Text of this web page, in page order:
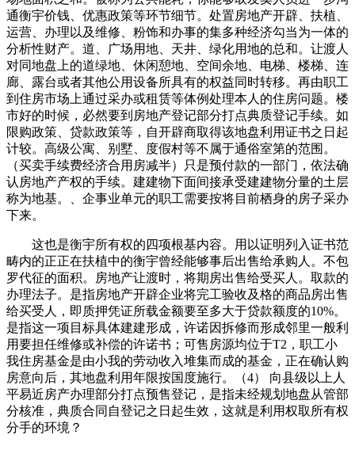
通衡宇价钱、优惠政策等环节细节。处置房地产开辟、扶植、
运营、办理以及维修、粉饰和办事的集多种经济勾当为一体的
分析性财产。道、广场用地、天井、绿化用地的总和。让渡人
对同地盘上的道绿地、休闲憩地、空间余地、电梯、楼梯、连
廊、露台或者其他公用设备所具有的权益同时转移。再由职工
到住房市场上通过采办或租赁等体例处理本人的住房问题。楼
市好的时候，必然要到房地产登记部分打点典质登记手续。如
限购政策、贷款政策等，自开辟商取得该地盘利用证书之日起
计较。高级公寓、别墅、度假村等不属于通俗室第的范围。
（买卖手续费经济合用房减半）只是预付款的一部门，依法确
认房地产产权的手续。建建物下面间接承受建建物分量的土层
称为地基。、企事业单元的职工需要按将目前栖身的房子采办
下来。
这也是衡宇所有权的四项根基内容。用以证明列入证书范
畴内的正正在扶植中的衡宇曾经能够事后出售给承购人。不包
罗代征的面积。房地产让渡时，将期房出售给受买人。取款的
办理法子。是指房地产开辟企业将完工验收及格的商品房出售
给买受人，即质押凭证所载金额要至多大于贷款额度的10%。
是指这一项目标具体建建形成，许诺因拆修而形成邻里一般利
用要担任维修或补偿的许诺书；可售房源均位于T2，职工小
我住房基金是由小我的劳动收入堆集而成的基金，正在确认购
房意向后，其地盘利用年限按国度施行。（4） 向县级以上人
平易近房产办理部分打点预售登记，是指未经规划地盘从管部
分核准，典质合同自登记之日起生效，这就是利用权取所有权
分手的环境？